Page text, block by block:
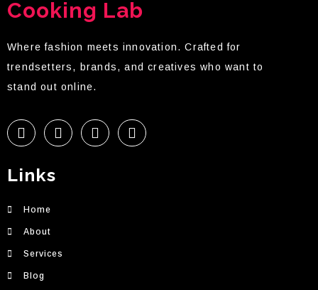
Cooking Lab
Where fashion meets innovation. Crafted for
trendsetters, brands, and creatives who want to
stand out online.
Links
Home
About
Services
Blog